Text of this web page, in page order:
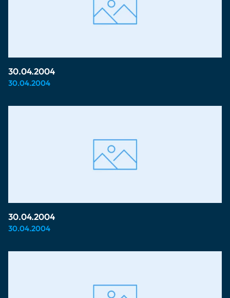
30.04.2004
30.04.2004
30.04.2004
30.04.2004